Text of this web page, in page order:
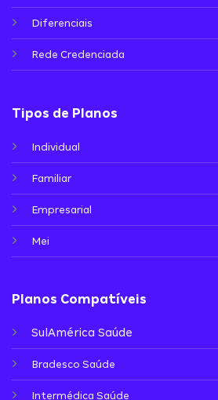
Diferenciais
Rede Credenciada
Tipos de Planos
Individual
Familiar
Empresarial
Mei
Planos Compatíveis
SulAmérica Saúde
Bradesco Saúde
Intermédica Saúde